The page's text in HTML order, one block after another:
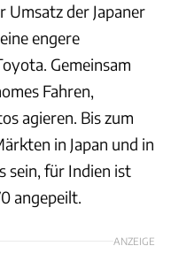
Umsatz der Japaner
engere
Gemeinsam
Fahren,
agieren. Bis zum
in Japan und in
sein, für Indien ist
angepeilt.
ANZEIGE